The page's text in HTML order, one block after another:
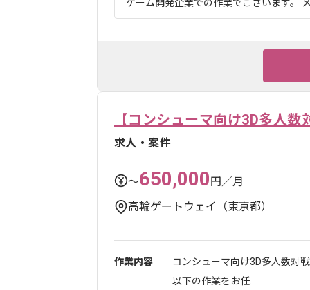
ゲーム開発企業での作業でございます。
【コンシューマ向け3D多人
求人・案件
〜650,000円／月
高輪ゲートウェイ（東京都）
作業内容
コンシューマ向け3D多人数対
以下の作業をお任...